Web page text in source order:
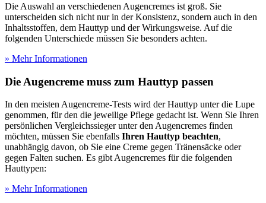
Die Auswahl an verschiedenen Augencremes ist groß. Sie
unterscheiden sich nicht nur in der Konsistenz, sondern auch in den
Inhaltsstoffen, dem Hauttyp und der Wirkungsweise. Auf die
folgenden Unterschiede müssen Sie besonders achten.
» Mehr Informationen
Die Augencreme muss zum Hauttyp passen
In den meisten Augencreme-Tests wird der Hauttyp unter die Lupe
genommen, für den die jeweilige Pflege gedacht ist. Wenn Sie Ihren
persönlichen Vergleichssieger unter den Augencremes finden
möchten, müssen Sie ebenfalls Ihren Hauttyp beachten,
unabhängig davon, ob Sie eine Creme gegen Tränensäcke oder
gegen Falten suchen. Es gibt Augencremes für die folgenden
Hauttypen:
» Mehr Informationen